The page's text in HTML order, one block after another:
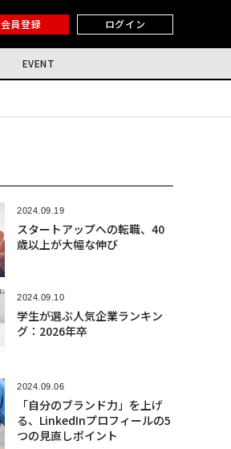
会員登録 ログイン
EVENT
2024.09.19
スタートアップへの転職、40
歳以上が大幅な伸び
2024.09.10
学生が選ぶ人気企業ランキン
グ：2026年卒
2024.09.06
「自分のブランド力」を上げ
る、LinkedInプロフィールの5
つの見直しポイント